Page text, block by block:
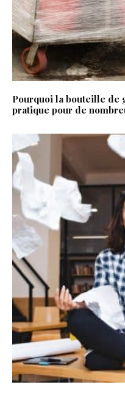
Pourquoi la bouteille de
pratique pour de